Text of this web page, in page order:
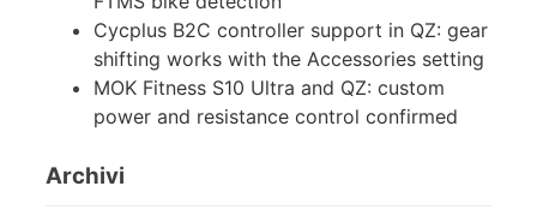
Cycplus B2C controller support in QZ: gear
shifting works with the Accessories setting
MOK Fitness S10 Ultra and QZ: custom
power and resistance control confirmed
Archivi